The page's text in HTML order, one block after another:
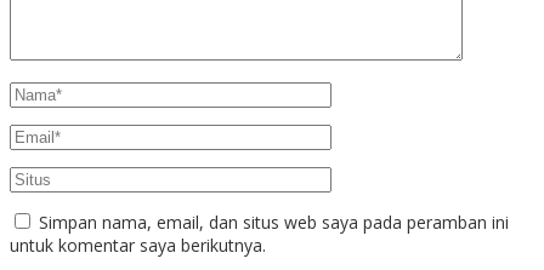
Simpan nama, email, dan situs web saya pada peramban ini
untuk komentar saya berikutnya.